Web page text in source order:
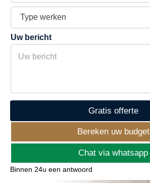
o
n
u
m
T
p
e
Uw bericht
Gratis offerte
Bereken uw budget
Chat via whatsapp
Binnen 24u een antwoord